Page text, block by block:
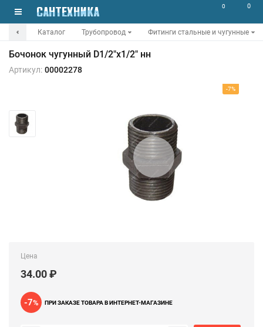
0 0
Каталог Трубопровод Фитинги стальные и чугунные
Бочонок чугунный D1/2"х1/2" нн
Артикул: 00002278
-7%
Цена
34.00 ₽
-7% ПРИ ЗАКАЗЕ ТОВАРА В ИНТЕРНЕТ-МАГАЗИНЕ